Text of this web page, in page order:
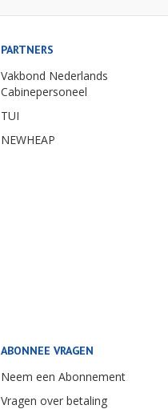
PARTNERS
Vakbond Nederlands
Cabinepersoneel
TUI
NEWHEAP
ABONNEE VRAGEN
Neem een Abonnement
Vragen over betaling